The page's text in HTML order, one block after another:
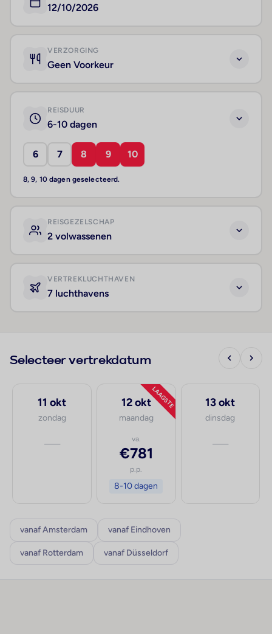
12/10/2026
VERZORGING
Geen Voorkeur
REISDUUR
6-10 dagen
6 7 8 9 10
8, 9, 10 dagen geselecteerd.
REISGEZELSCHAP
2 volwassenen
VERTREKLUCHTHAVEN
7 luchthavens
Selecteer vertrekdatum
11 okt
zondag
—
LAAGSTE
12 okt
maandag
va.
€781
p.p.
8-10 dagen
13 okt
dinsdag
—
vanaf Amsterdam vanaf Eindhoven
vanaf Rotterdam vanaf Düsseldorf